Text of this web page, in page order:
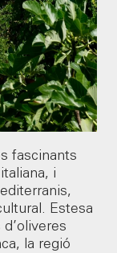
fascinants
i
Estesa
la regió
15 16
22 23
*